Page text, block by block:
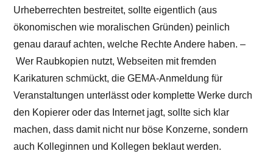
Urheberrechten bestreitet, sollte eigentlich (aus
ökonomischen wie moralischen Gründen) peinlich
genau darauf achten, welche Rechte Andere haben. –
Wer Raubkopien nutzt, Webseiten mit fremden
Karikaturen schmückt, die GEMA-Anmeldung für
Veranstaltungen unterlässt oder komplette Werke durch
den Kopierer oder das Internet jagt, sollte sich klar
machen, dass damit nicht nur böse Konzerne, sondern
auch Kolleginnen und Kollegen beklaut werden.